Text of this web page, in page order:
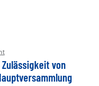
von